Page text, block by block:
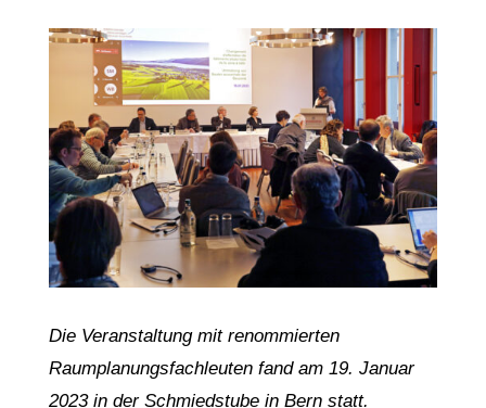
Die Veranstaltung mit renommierten
Raumplanungsfachleuten fand am 19. Januar
2023 in der Schmiedstube in Bern statt.